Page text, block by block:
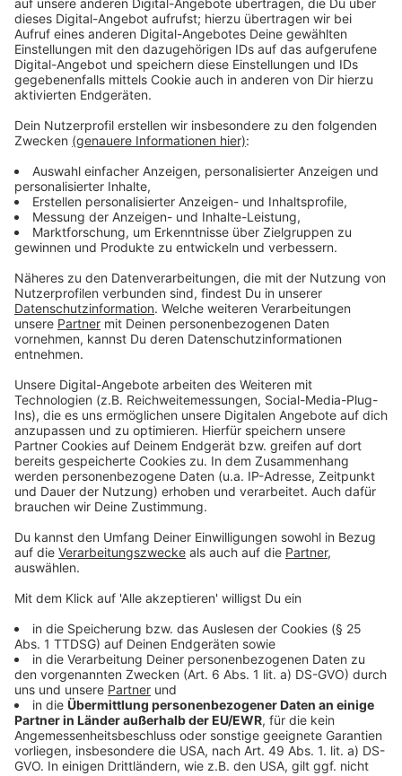
Bei denSelbsttestswird es verschiedene Varianten
geben. Man kann mit einem Wattestäbchen den
Rachenraum abstreichen. Oder es gibt den Spuck-
bzw. Gurgeltest. Das Sekret kommt dann auf einen
Teststreifen, der nach 15-30 Minuten das Ergebnis
anzeigt.
Wie genau sind denn die Schnell- bzw.
Selbsttests?
Anzeige
Ein Problem:Schnell- und Selbsttestssind nicht so
genau wie ein
wird. Sie seien dann genau, wenn die Viruslast bei der
Testperson besonders hoch ist, darum sind sie wichtig,
sagt Virologe Jonas Schmidt-Chanasit. Vor allem sei
es wichtig, dass sie schnell sind und Patienten
identifiziert werden, die andere anstecken können. Wer
ein positives Ergebnis hat, sollte trotzdem noch einen
PCR-Test beim Arzt machen lassen und, auch das ist
wichtig:
Selbst- oder Schelltests
ersetzen nicht die
AHA+L Regeln.
Selbsttestseine Menge, denn wenn man die
hochinfektiösen Menschen herausfiltern kann, kann
man weitere Lockerungen möglich machen, sagt
Familienministerin Franziska Giffey. DieSchnell- und
Selbsttestsbringen vor allem etwas, wenn man
Gruppen regelmäßig testen muss. Also auch in Alten-
und Pflegeheimen, in Firmen und vielleicht werden
solche Tests auch später mal bei Restaurant- oder